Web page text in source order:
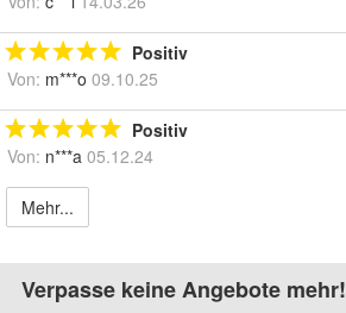
Positiv
Von: m***o 09.10.25
Positiv
Von: n***a 05.12.24
Mehr...
Verpasse keine Angebote mehr!